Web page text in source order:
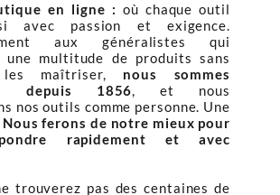
en ligne : où chaque outil
avec passion et exigence.
aux généralistes qui
une multitude de produits sans
les maîtriser, nous sommes
depuis 1856, et nous
nos outils comme personne. Une
Nous ferons de notre mieux pour
rapidement et avec
trouverez pas des centaines de